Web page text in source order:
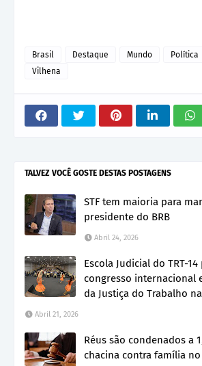
Brasil Destaque Mundo Política
Vilhena
TALVEZ VOCÊ GOSTE DESTAS POSTAGENS
STF tem maioria para
presidente do BRB
Abril 24, 2026
Escola Judicial do TRT-
congresso internacional
da Justiça do Trabalho
Abril 21, 2026
Réus são condenados a
chacina contra família no